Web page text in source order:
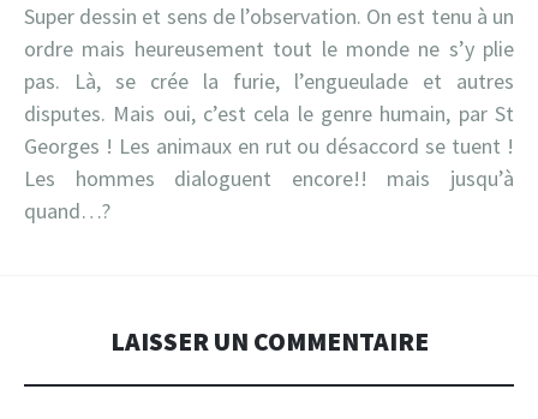
Super dessin et sens de l’observation. On est tenu à un
ordre mais heureusement tout le monde ne s’y plie
pas. Là, se crée la furie, l’engueulade et autres
disputes. Mais oui, c’est cela le genre humain, par St
Georges ! Les animaux en rut ou désaccord se tuent !
Les hommes dialoguent encore!! mais jusqu’à
quand…?
LAISSER UN COMMENTAIRE